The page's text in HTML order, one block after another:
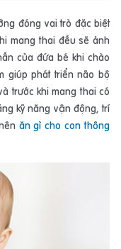
đóng vai trò đặc biệt
mang thai đều sẽ ảnh
của đứa bé khi chào
giúp phát triển não bộ
trước khi mang thai có
kỹ năng vận động, trí
ăn gì cho con thông